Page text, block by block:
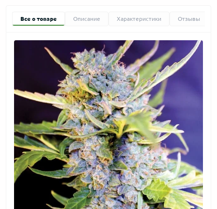
Все о товаре Описание Характеристики Отзывы